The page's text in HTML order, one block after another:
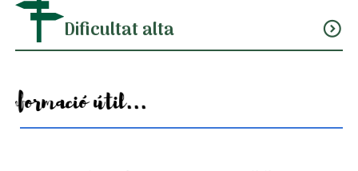
Dificultat alta expand_circle_down
Informació útil...